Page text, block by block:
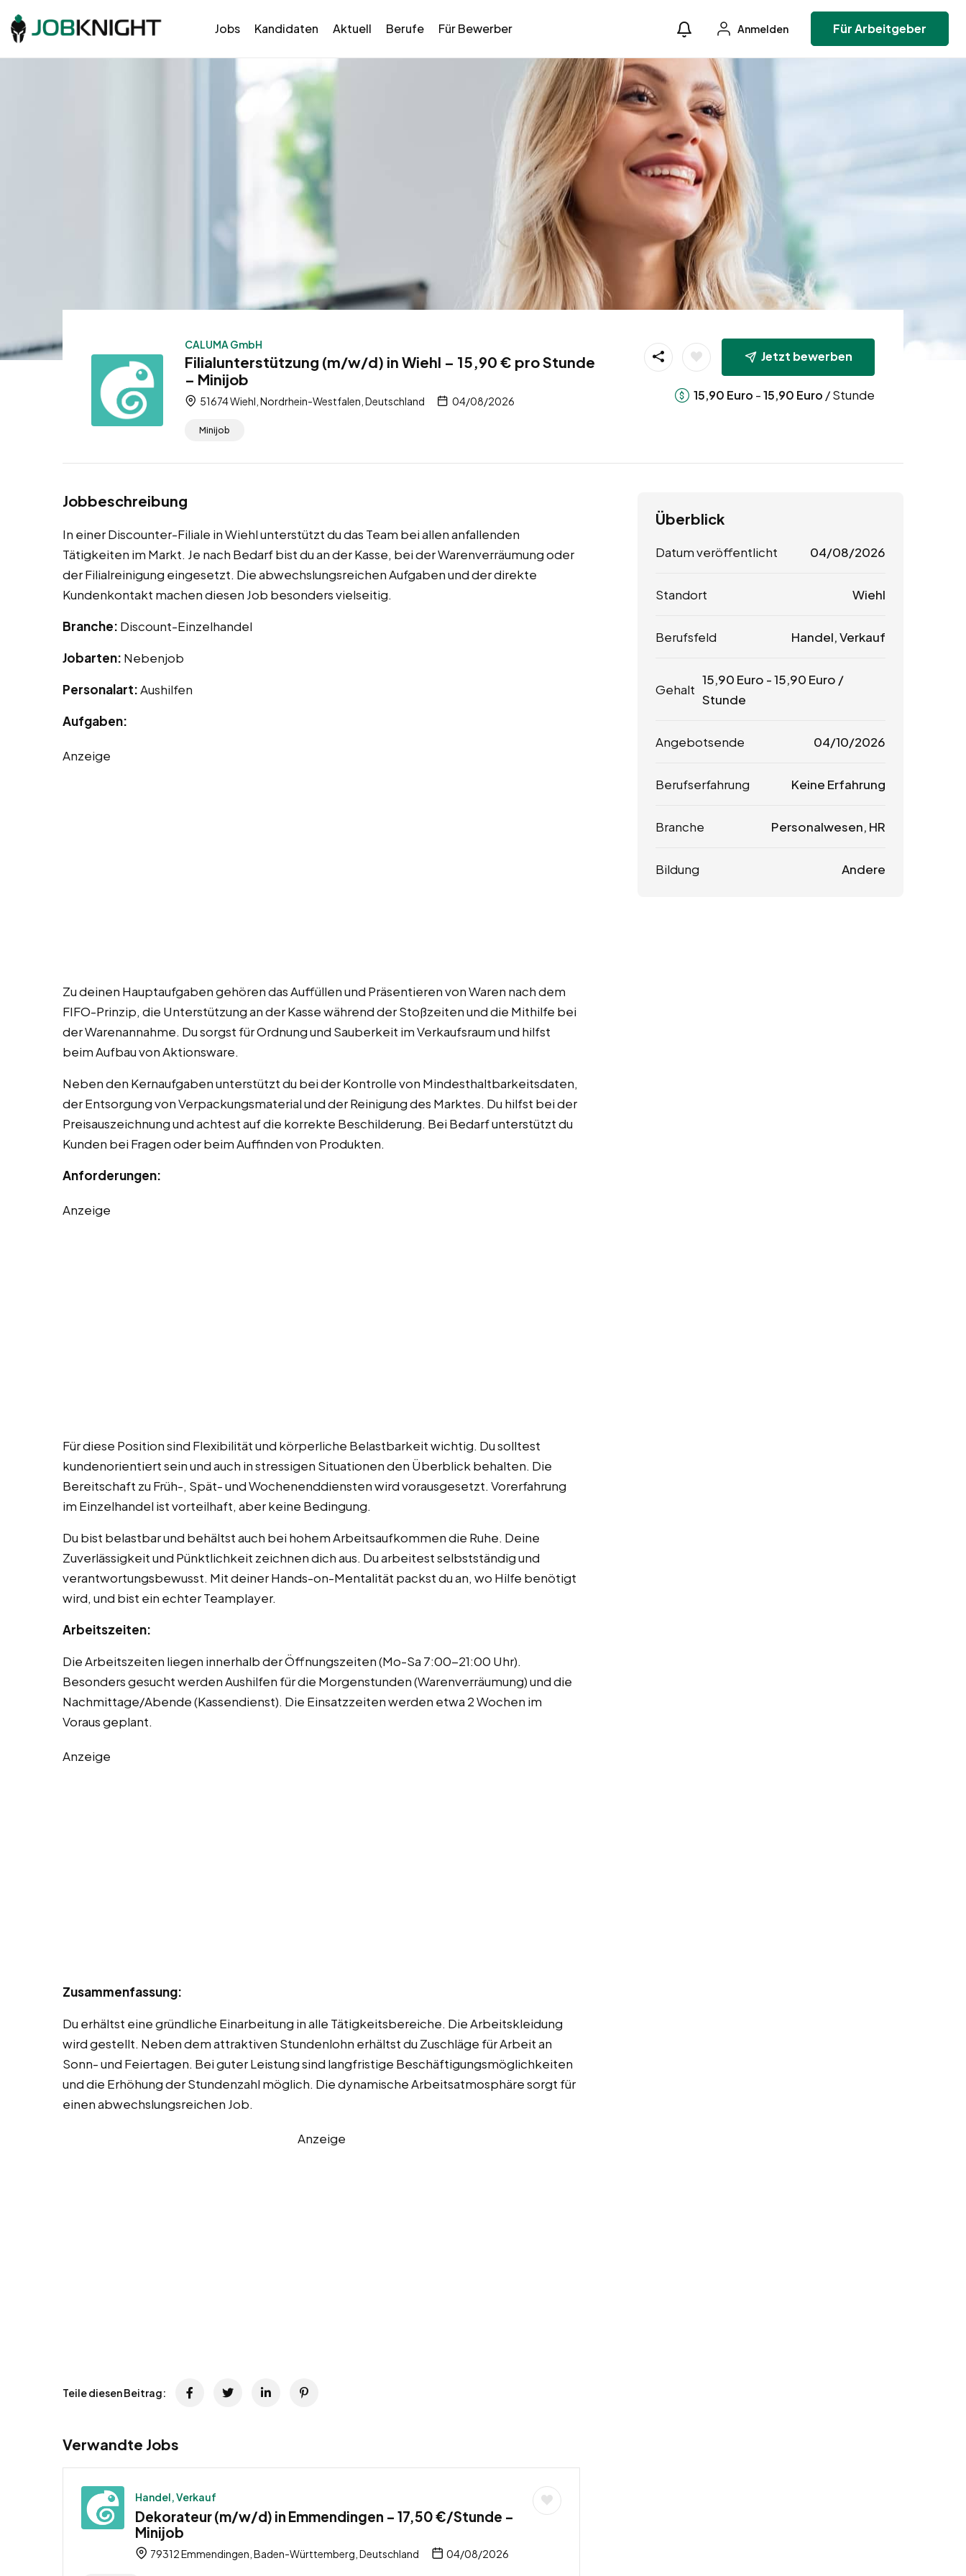
Jobs Kandidaten Aktuell Berufe Für Bewerber Anmelden Für Arbeitgeber
CALUMA GmbH
Filialunterstützung (m/w/d) in Wiehl – 15,90 € pro Stunde
– Minijob
51674 Wiehl, Nordrhein-Westfalen, Deutschland 04/08/2026
Minijob
Jetzt bewerben
15,90 Euro -15,90 Euro / Stunde
Jobbeschreibung
In einer Discounter-Filiale in Wiehl unterstützt du das Team bei allen anfallenden
Tätigkeiten im Markt. Je nach Bedarf bist du an der Kasse, bei der Warenverräumung oder
der Filialreinigung eingesetzt. Die abwechslungsreichen Aufgaben und der direkte
Kundenkontakt machen diesen Job besonders vielseitig.
Branche: Discount-Einzelhandel
Jobarten: Nebenjob
Personalart:Aushilfen
Aufgaben:
Anzeige
Zu deinen Hauptaufgaben gehören das Auffüllen und Präsentieren von Waren nach dem
FIFO-Prinzip, die Unterstützung an der Kasse während der Stoßzeiten und die Mithilfe bei
der Warenannahme. Du sorgst für Ordnung und Sauberkeit im Verkaufsraum und hilfst
beim Aufbau von Aktionsware.
Neben den Kernaufgaben unterstützt du bei der Kontrolle von Mindesthaltbarkeitsdaten,
der Entsorgung von Verpackungsmaterial und der Reinigung des Marktes. Du hilfst bei der
Preisauszeichnung und achtest auf die korrekte Beschilderung. Bei Bedarf unterstützt du
Kunden bei Fragen oder beim Auffinden von Produkten.
Anforderungen:
Anzeige
Für diese Position sind Flexibilität und körperliche Belastbarkeit wichtig. Du solltest
kundenorientiert sein und auch in stressigen Situationen den Überblick behalten. Die
Bereitschaft zu Früh-, Spät- und Wochenenddiensten wird vorausgesetzt. Vorerfahrung
im Einzelhandel ist vorteilhaft, aber keine Bedingung.
Du bist belastbar und behältst auch bei hohem Arbeitsaufkommen die Ruhe. Deine
Zuverlässigkeit und Pünktlichkeit zeichnen dich aus. Du arbeitest selbstständig und
verantwortungsbewusst. Mit deiner Hands-on-Mentalität packst du an, wo Hilfe benötigt
wird, und bist ein echter Teamplayer.
Arbeitszeiten:
Die Arbeitszeiten liegen innerhalb der Öffnungszeiten (Mo-Sa 7:00-21:00 Uhr).
Besonders gesucht werden Aushilfen für die Morgenstunden (Warenverräumung) und die
Nachmittage/Abende (Kassendienst). Die Einsatzzeiten werden etwa 2 Wochen im
Voraus geplant.
Anzeige
Zusammenfassung:
Du erhältst eine gründliche Einarbeitung in alle Tätigkeitsbereiche. Die Arbeitskleidung
wird gestellt. Neben dem attraktiven Stundenlohn erhältst du Zuschläge für Arbeit an
Sonn- und Feiertagen. Bei guter Leistung sind langfristige Beschäftigungsmöglichkeiten
und die Erhöhung der Stundenzahl möglich. Die dynamische Arbeitsatmosphäre sorgt für
einen abwechslungsreichen Job.
Anzeige
Teile diesen Beitrag:
Verwandte Jobs
Handel, Verkauf
Dekorateur (m/w/d) in Emmendingen – 17,50 €/Stunde –
Minijob
79312 Emmendingen, Baden-Württemberg, Deutschland 04/08/2026
Überblick
Datum veröffentlicht 04/08/2026
Standort Wiehl
Berufsfeld Handel, Verkauf
Gehalt
15,90 Euro -15,90 Euro /
Stunde
Angebotsende 04/10/2026
Berufserfahrung Keine Erfahrung
Branche Personalwesen, HR
Bildung Andere